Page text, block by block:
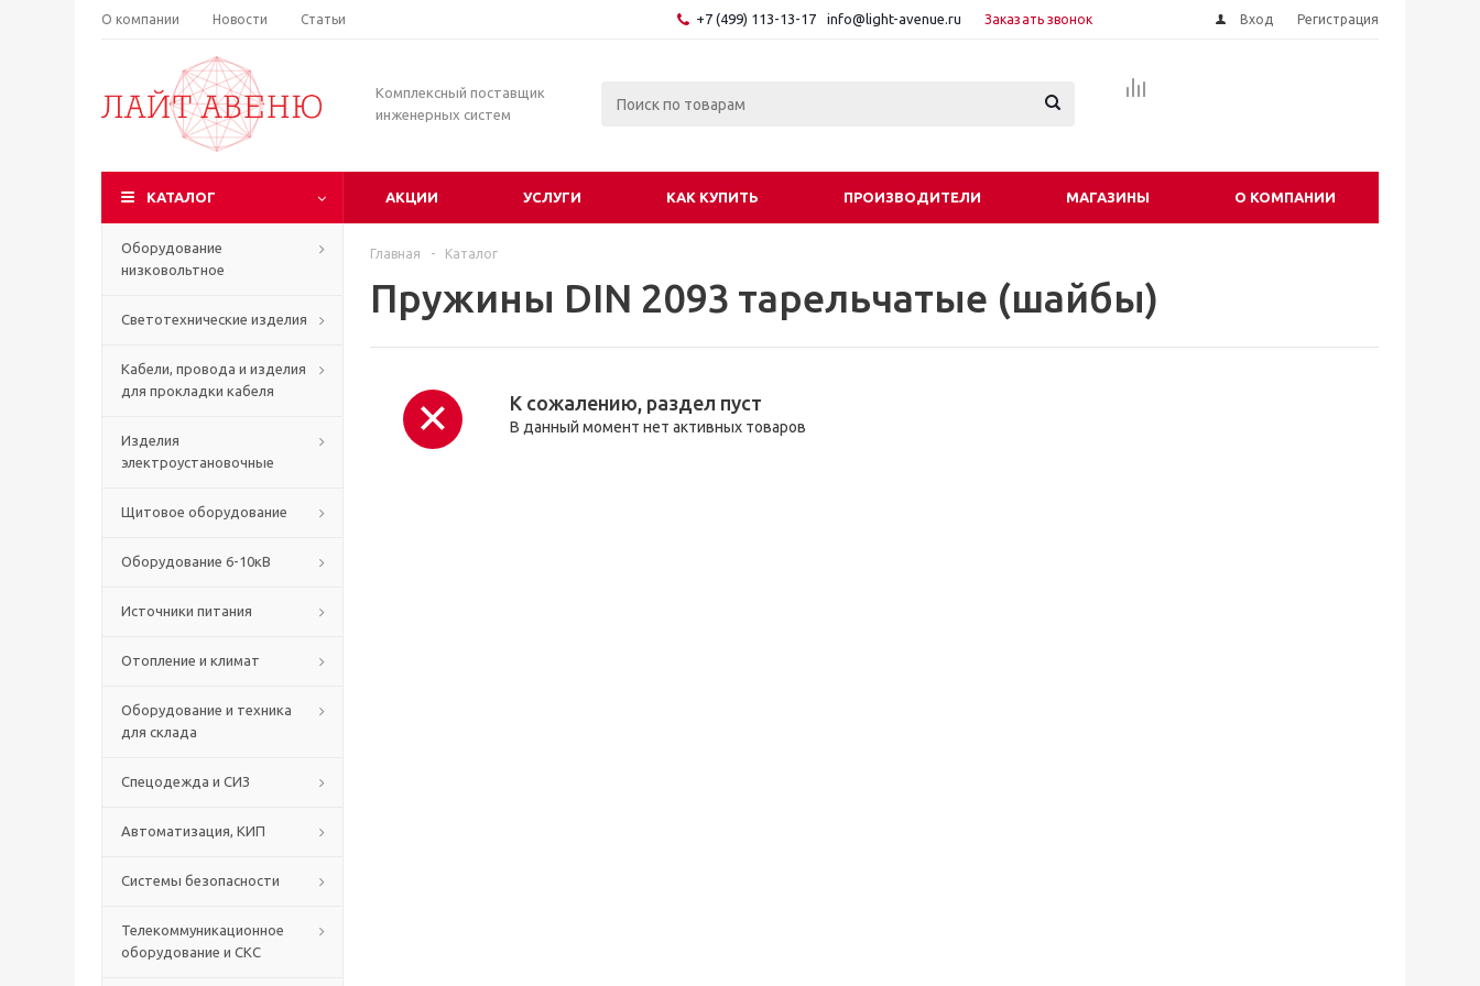
О компании Новости Статьи +7 (499) 113-13-17 info@light-avenue.ru Заказать звонок Вход Регистрация
Комплексный поставщик
инженерных систем
КАТАЛОГ АКЦИИ УСЛУГИ КАК КУПИТЬ ПРОИЗВОДИТЕЛИ МАГАЗИНЫ О КОМПАНИИ
Оборудование
низковольтное
Светотехнические изделия
Кабели, провода и изделия
для прокладки кабеля
Изделия
электроустановочные
Щитовое оборудование
Оборудование 6-10кВ
Источники питания
Отопление и климат
Оборудование и техника
для склада
Спецодежда и СИЗ
Автоматизация, КИП
Системы безопасности
Телекоммуникационное
оборудование и СКС
Главная - Каталог
Пружины DIN 2093 тарельчатые (шайбы)
К сожалению, раздел пуст
В данный момент нет активных товаров